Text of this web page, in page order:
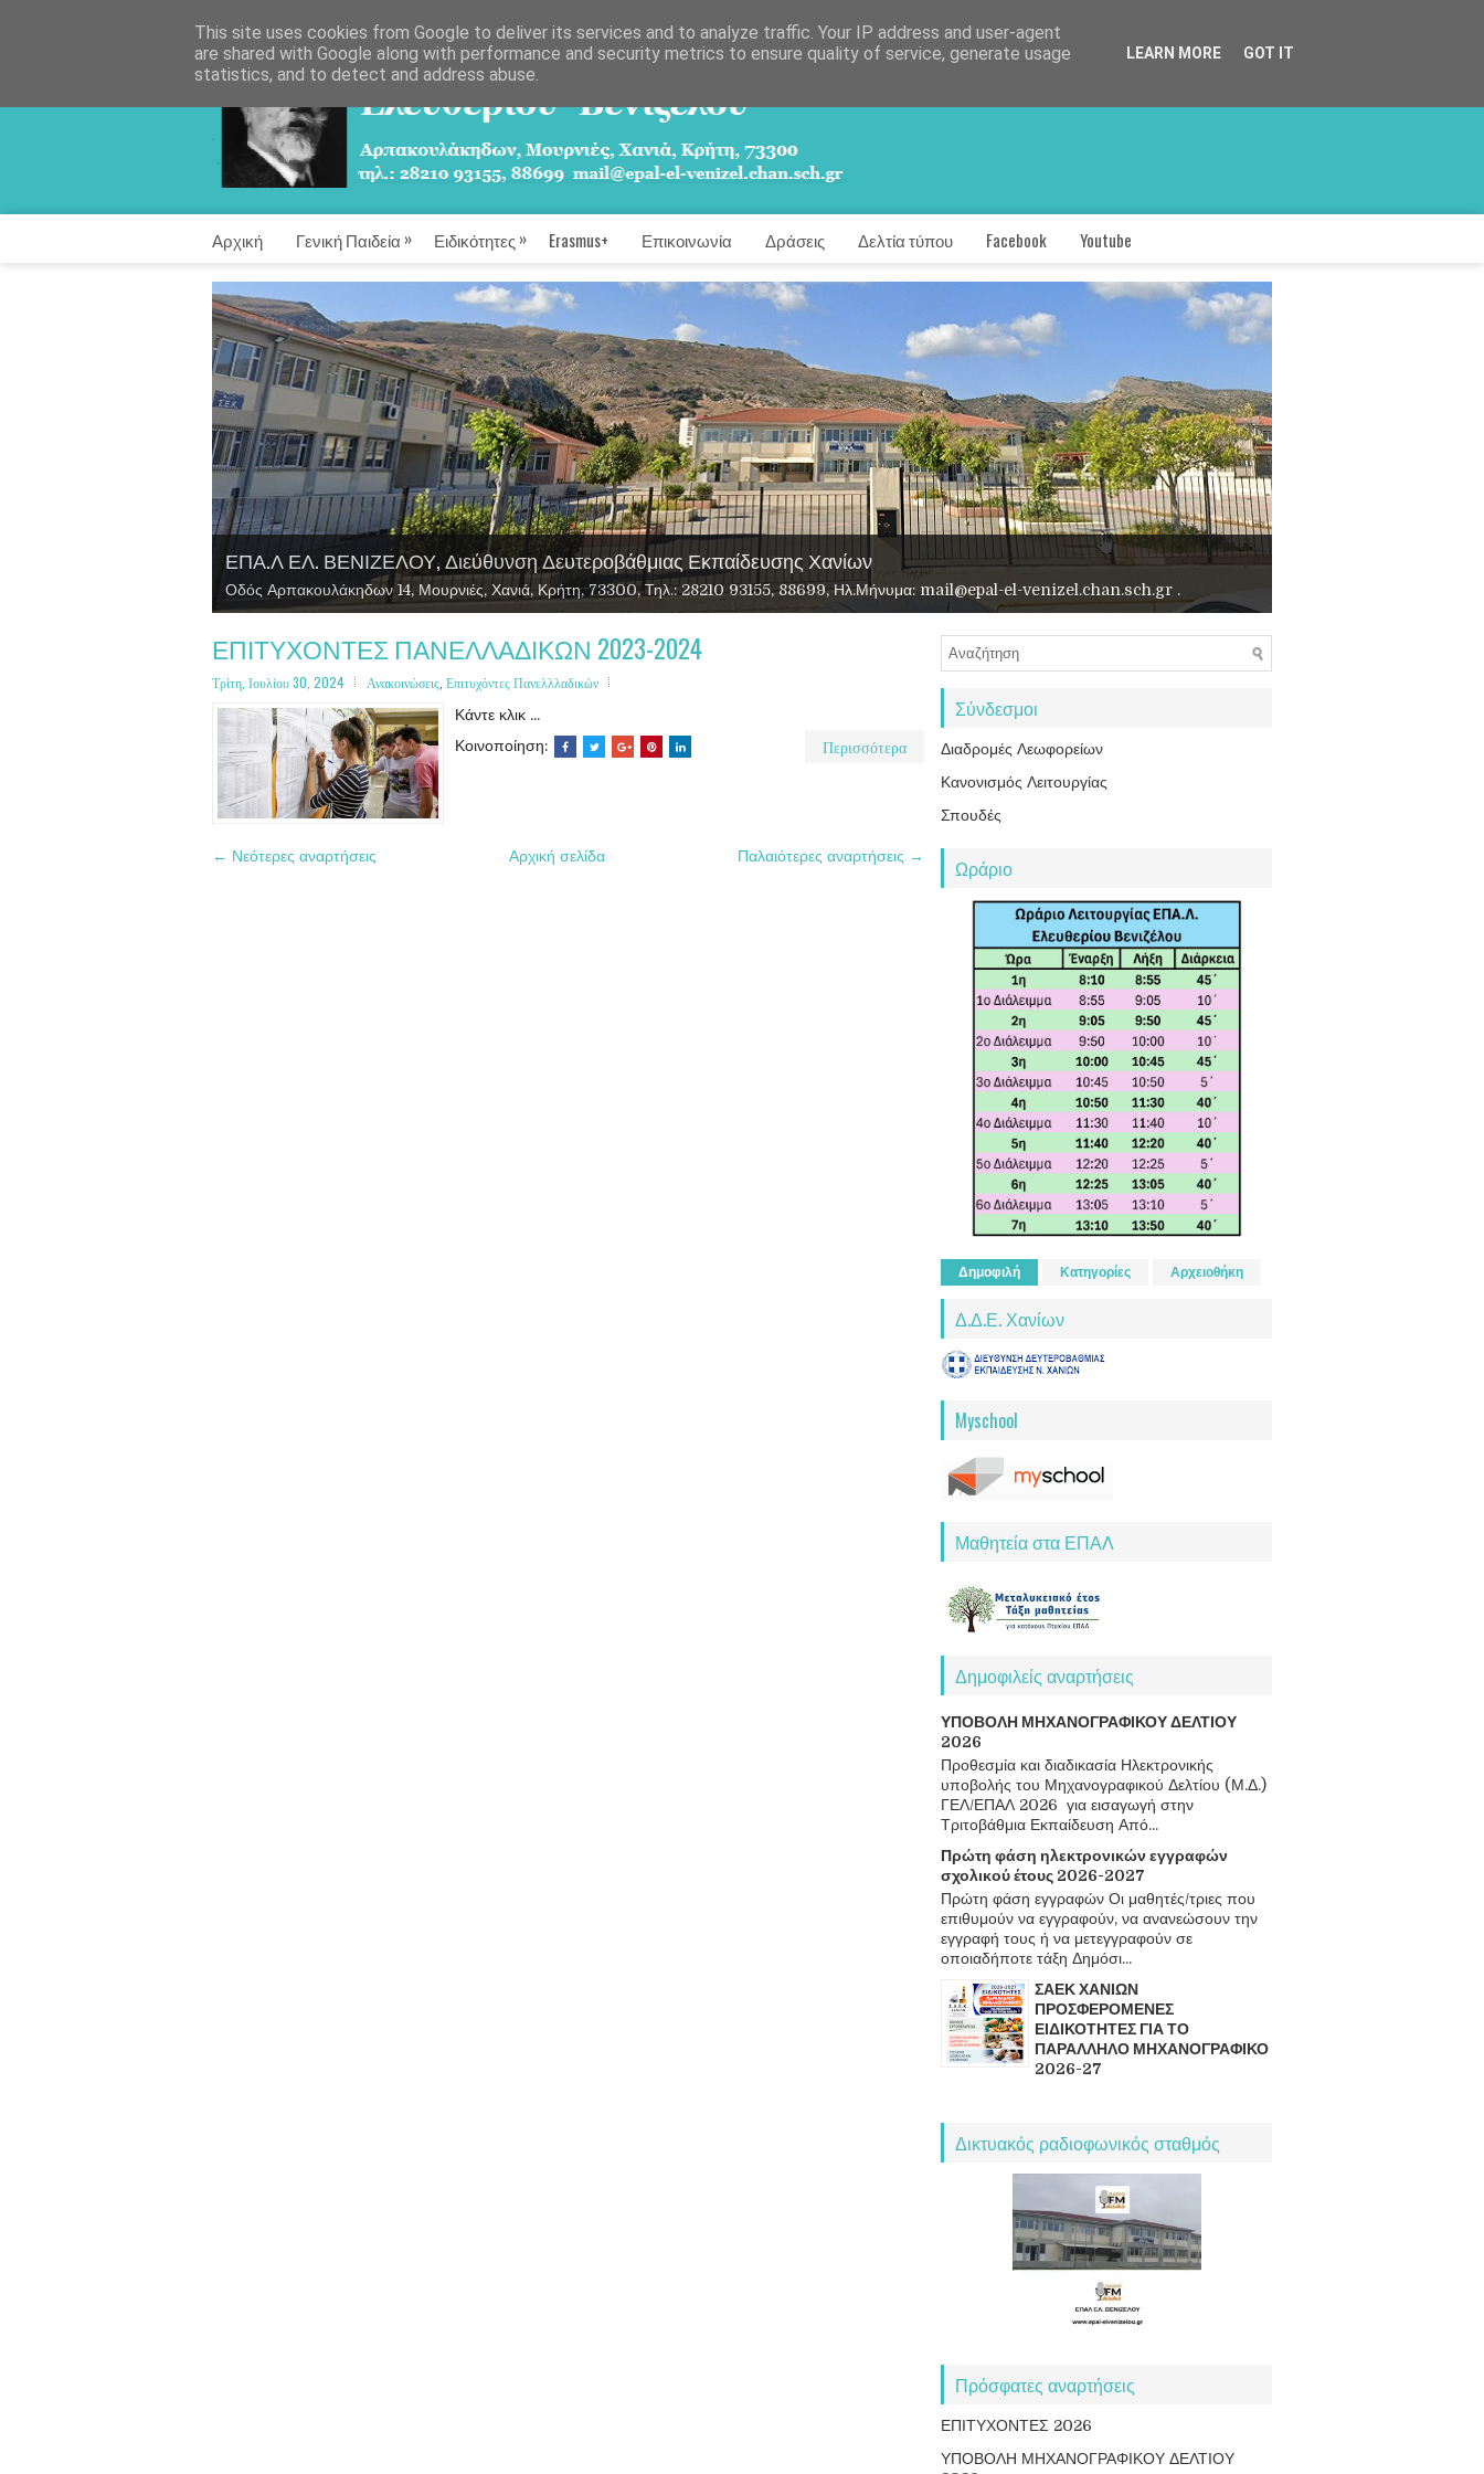
Αρχική Γενική Παιδεία » Ειδικότητες» Erasmus+ Επικοινωνία Δράσεις Δελτία τύπου Facebook Youtube
ΕΠΑ.Λ ΕΛ. ΒΕΝΙΖΕΛΟΥ, Διεύθυνση Δευτεροβάθμιας Εκπαίδευσης Χανίων
Τομέας Πληροφορικής
Τομέας Γεωπονίας, Τροφίμων και Περιβάλλοντος
Τομέας Υγείας, Πρόνοιας και Ευεξίας
ΕΠΙΤΥΧΟΝΤΕΣ ΠΑΝΕΛΛΑΔΙΚΩΝ 2023-2024
Τρίτη, Ιουλίου 30, 2024 Ανακοινώσεις, Επιτυχόντες Πανελλλαδικών
Κάντε κλικ ...
Κοινοποίηση:
Περισσότερα
← Νεότερες αναρτήσεις Παλαιότερες αναρτήσεις →
Αρχική σελίδα
Σύνδεσμοι
Διαδρομές Λεωφορείων
Κανονισμός Λειτουργίας
Σπουδές
Ωράριο
Δημοφιλή Κατηγορίες Αρχειοθήκη
Δ.Δ.Ε. Χανίων
Myschool
Μαθητεία στα ΕΠΑΛ
Δημοφιλείς αναρτήσεις
ΥΠΟΒΟΛΗ ΜΗΧΑΝΟΓΡΑΦΙΚΟΥ ΔΕΛΤΙΟΥ
2026
Προθεσμία και διαδικασία Ηλεκτρονικής
υποβολής του Μηχανογραφικού Δελτίου (Μ.Δ.)
ΓΕΛ/ΕΠΑΛ 2026 για εισαγωγή στην
Τριτοβάθμια Εκπαίδευση Από...
Πρώτη φάση ηλεκτρονικών εγγραφών
σχολικού έτους 2026-2027
Πρώτη φάση εγγραφών Οι μαθητές/τριες που
επιθυμούν να εγγραφούν, να ανανεώσουν την
εγγραφή τους ή να μετεγγραφούν σε
οποιαδήποτε τάξη Δημόσι...
ΣΑΕΚ ΧΑΝΙΩΝ
ΠΡΟΣΦΕΡΟΜΕΝΕΣ
ΕΙΔΙΚΟΤΗΤΕΣ ΓΙΑ ΤΟ
ΠΑΡΑΛΛΗΛΟ ΜΗΧΑΝΟΓΡΑΦΙΚΟ
2026-27
Δικτυακός ραδιοφωνικός σταθμός
Πρόσφατες αναρτήσεις
ΕΠΙΤΥΧΟΝΤΕΣ 2026
ΥΠΟΒΟΛΗ ΜΗΧΑΝΟΓΡΑΦΙΚΟΥ ΔΕΛΤΙΟΥ
This site uses cookies from Google to deliver its services and to analyze traffic. Your IP address and user-agent
are shared with Google along with performance and security metrics to ensure quality of service, generate usage
statistics, and to detect and address abuse.
LEARN MORE GOT IT